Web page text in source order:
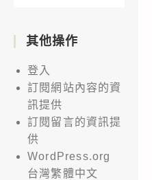
其他操作
登入
訂閱網站內容的資
訊提供
訂閱留言的資訊提
供
WordPress.org
台灣繁體中文